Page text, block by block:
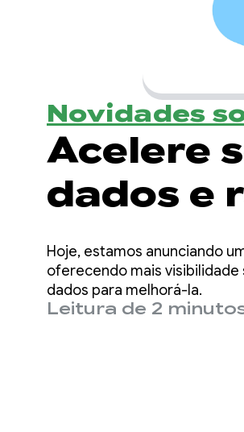
Novidades
Acelere
dados e
e
Hoje, estamos anunciando
oferecendo mais
dados para melhorá-la.
Leitura de 2